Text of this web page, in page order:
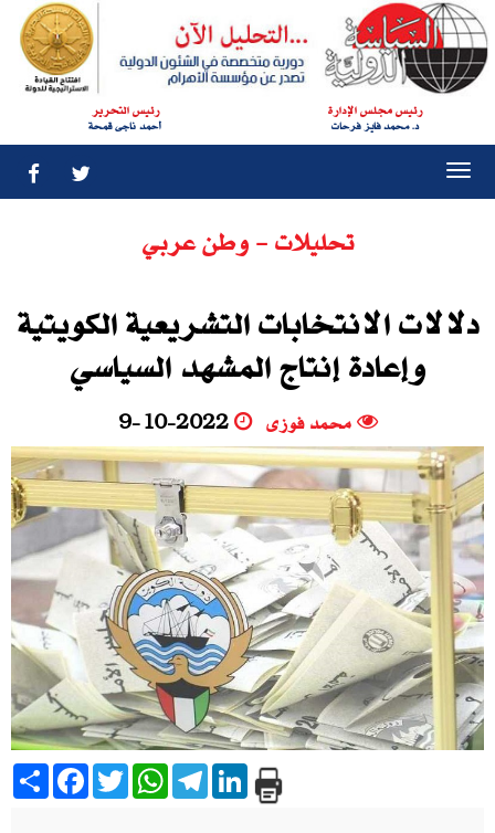
رئيس مجلس الإدارة
د. محمد فايز فرحات
رئيس التحرير
أحمد ناجى قمحة
تحليلات - وطن عربي
دلالات الانتخابات التشريعية الكويتية
وإعادة إنتاج المشهد السياسي
محمد فوزى 9-10-2022
Share Facebook
TwitterWhatsAppTelegramLinkedIn